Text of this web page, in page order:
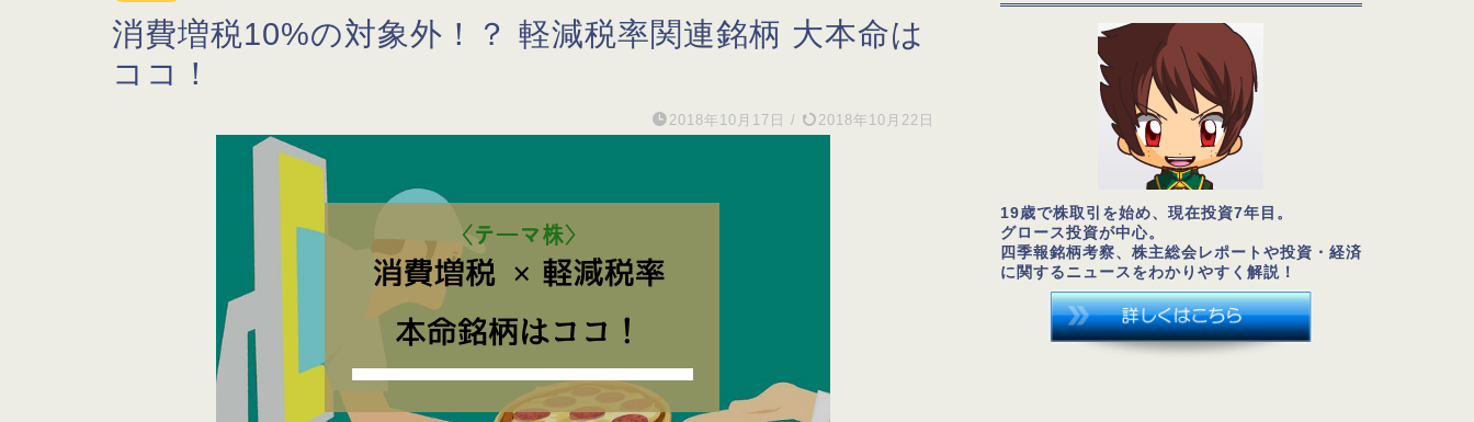
消費増税10%の対象外！？ 軽減税率関連銘柄 大本命は
ココ！
2018年10月17日 / 2018年10月22日
19歳で株取引を始め、現在投資7年目。
グロース投資が中心。
四季報銘柄考察、株主総会レポートや投資・経済
に関するニュースをわかりやすく解説！